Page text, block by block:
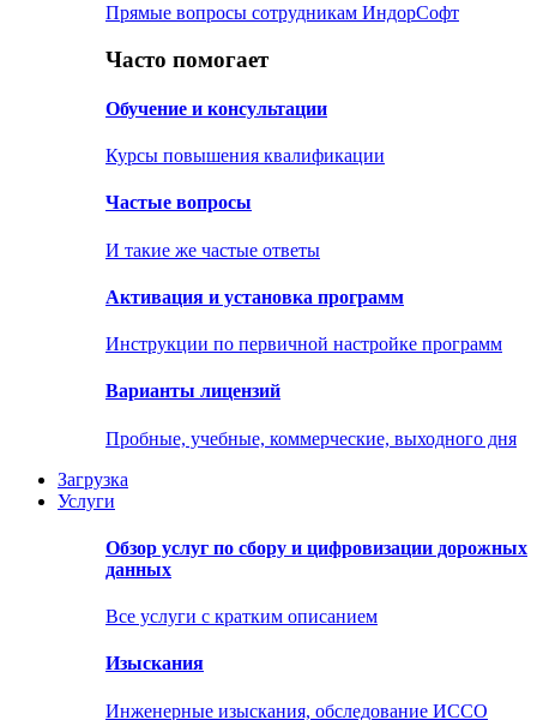
Прямые вопросы сотрудникам ИндорСофт
Часто помогает
Обучение и консультации
Курсы повышения квалификации
Частые вопросы
И такие же частые ответы
Активация и установка программ
Инструкции по первичной настройке программ
Варианты лицензий
Пробные, учебные, коммерческие, выходного дня
Загрузка
Услуги
Обзор услуг по сбору и цифровизации дорожных
данных
Все услуги с кратким описанием
Изыскания
Инженерные изыскания, обследование ИССО